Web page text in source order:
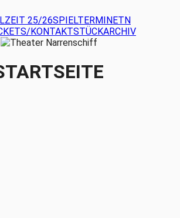
25/26SPIELTERMINETN
KONTAKTSTÜCKARCHIV